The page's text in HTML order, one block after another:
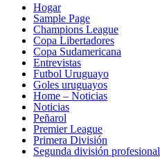
Hogar
Sample Page
Champions League
Copa Libertadores
Copa Sudamericana
Entrevistas
Futbol Uruguayo
Goles uruguayos
Home – Noticias
Noticias
Peñarol
Premier League
Primera División
Segunda división profesional